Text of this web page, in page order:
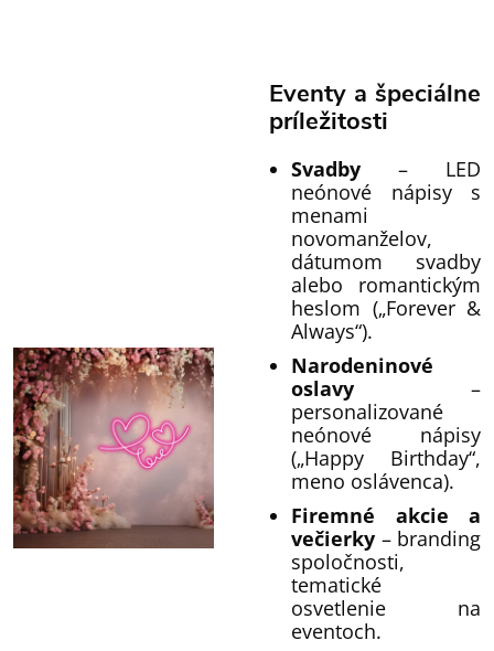
Eventy a špeciálne
príležitosti
Svadby – LED
neónové nápisy s
menami
novomanželov,
dátumom svadby
alebo romantickým
heslom („Forever &
Always“).
Narodeninové
oslavy –
personalizované
neónové nápisy
(„Happy Birthday“,
meno oslávenca).
Firemné akcie a
večierky – branding
spoločnosti,
tematické
osvetlenie na
eventoch.